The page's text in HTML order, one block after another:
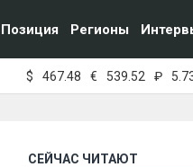
Позиция Регионы
$ 467.48 € 539.52 ₽
СЕЙЧАС ЧИТАЮТ